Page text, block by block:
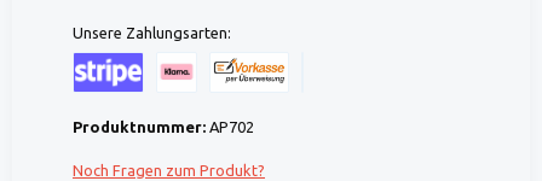
Unsere Zahlungsarten:
Produktnummer: AP702
Noch Fragen zum Produkt?